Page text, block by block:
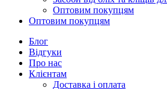
Оптовим покупцям
Оптовим покупцям
Блог
Відгуки
Про нас
Клієнтам
Доставка і оплата